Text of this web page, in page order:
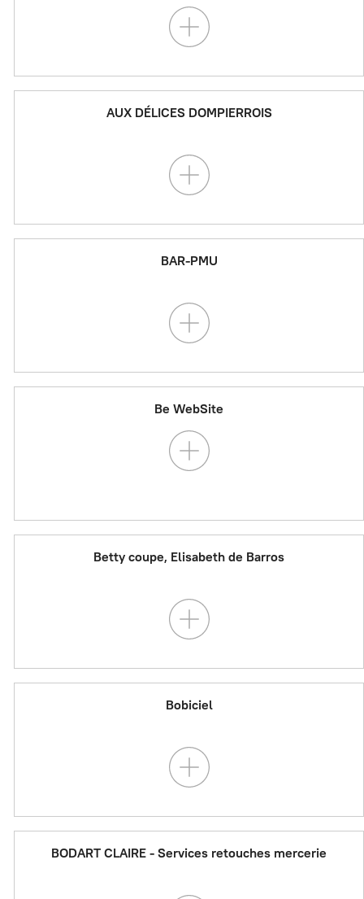
AUX DÉLICES DOMPIERROIS
BAR-PMU
Be WebSite
Betty coupe, Elisabeth de Barros
Bobiciel
BODART CLAIRE - Services retouches mercerie